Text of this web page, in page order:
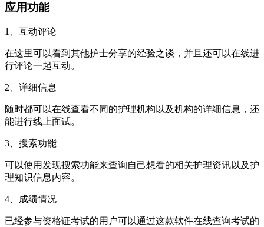
应用功能
1、互动评论
在这里可以看到其他护士分享的经验之谈，并且还可以在线进
行评论一起互动。
2、详细信息
随时都可以在线查看不同的护理机构以及机构的详细信息，还
能进行线上面试。
3、搜索功能
可以使用发现搜索功能来查询自己想看的相关护理资讯以及护
理知识信息内容。
4、成绩情况
已经参与资格证考试的用户可以通过这款软件在线查询考试的